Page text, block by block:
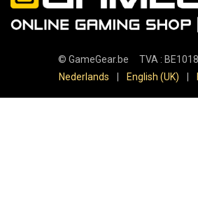
© GameGear.be TVA :
Nederlands
English (UK)